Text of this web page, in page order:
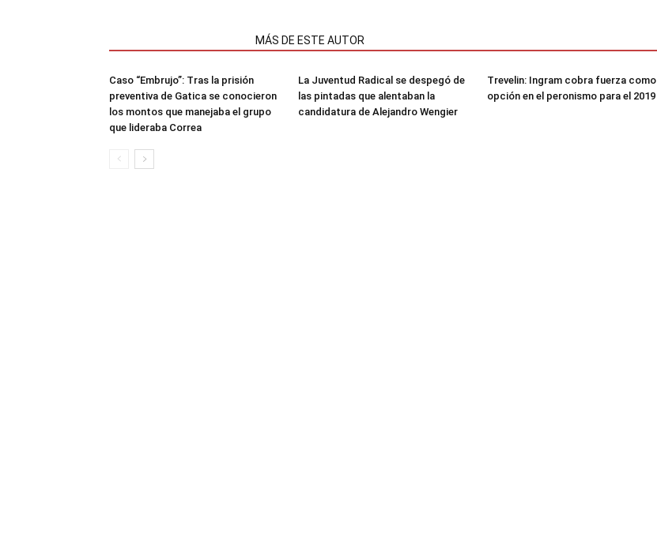
MÁS DE ESTE AUTOR
Caso “Embrujo”: Tras la prisión
preventiva de Gatica se conocieron
los montos que manejaba el grupo
que lideraba Correa
La Juventud Radical se despegó de
las pintadas que alentaban la
candidatura de Alejandro Wengier
Trevelin: Ingram cobra fuerza como
opción en el peronismo para el 2019